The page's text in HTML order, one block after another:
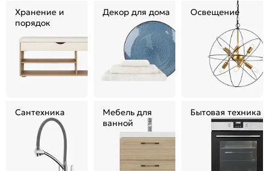
Хранение и
порядок
Декор для дома Освещение
Сантехника
Мебель для
ванной
Бытовая техника